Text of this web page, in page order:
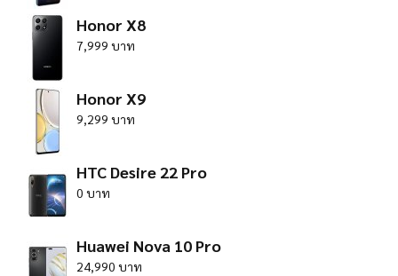
Honor X8
7,999 บาท
Honor X9
9,299 บาท
HTC Desire 22 Pro
0 บาท
Huawei Nova 10 Pro
24,990 บาท